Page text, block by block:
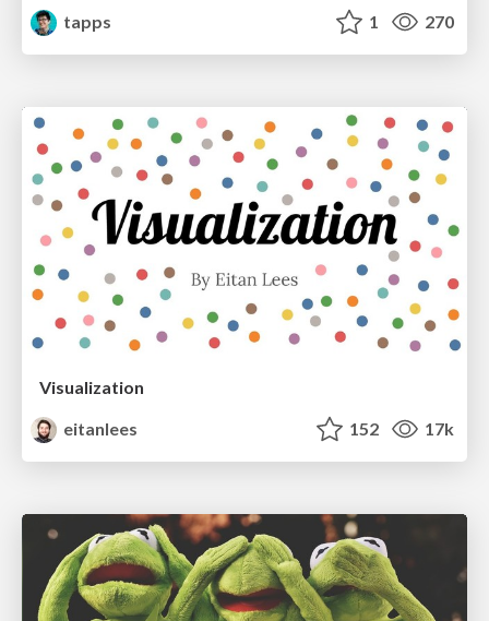
tapps
1 270
Visualization
eitanlees
152 17k